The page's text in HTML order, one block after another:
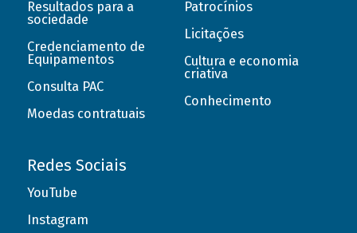
Resultados para a
sociedade
Credenciamento de
Equipamentos
Consulta PAC
Moedas contratuais
Patrocínios
Licitações
Cultura e economia
criativa
Conhecimento
Redes Sociais
YouTube
Instagram